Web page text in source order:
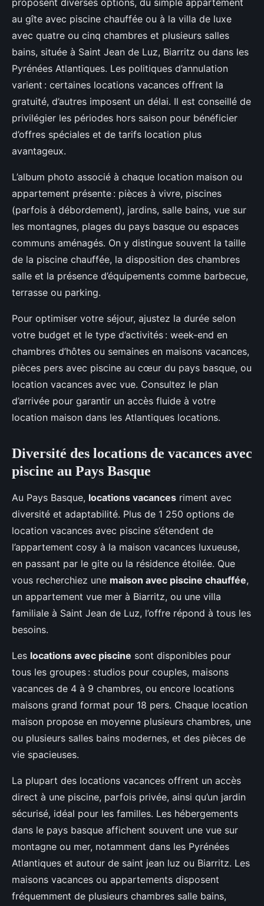
proposent diverses options, du simple appartement
au gîte avec piscine chauffée ou à la villa de luxe
avec quatre ou cinq chambres et plusieurs salles
bains, située à Saint Jean de Luz, Biarritz ou dans les
Pyrénées Atlantiques. Les politiques d’annulation
varient : certaines locations vacances offrent la
gratuité, d’autres imposent un délai. Il est conseillé de
privilégier les périodes hors saison pour bénéficier
d’offres spéciales et de tarifs location plus
avantageux.
L’album photo associé à chaque location maison ou
appartement présente : pièces à vivre, piscines
(parfois à débordement), jardins, salle bains, vue sur
les montagnes, plages du pays basque ou espaces
communs aménagés. On y distingue souvent la taille
de la piscine chauffée, la disposition des chambres
salle et la présence d’équipements comme barbecue,
terrasse ou parking.
Pour optimiser votre séjour, ajustez la durée selon
votre budget et le type d’activités : week-end en
chambres d’hôtes ou semaines en maisons vacances,
pièces pers avec piscine au cœur du pays basque, ou
location vacances avec vue. Consultez le plan
d’arrivée pour garantir un accès fluide à votre
location maison dans les Atlantiques locations.
Diversité des locations de vacances avec
piscine au Pays Basque
Au Pays Basque, locations vacances riment avec
diversité et adaptabilité. Plus de 1 250 options de
location vacances avec piscine s’étendent de
l’appartement cosy à la maison vacances luxueuse,
en passant par le gite ou la résidence étoilée. Que
vous recherchiez une maison avec piscine chauffée,
un appartement vue mer à Biarritz, ou une villa
familiale à Saint Jean de Luz, l’offre répond à tous les
besoins.
Les locations avec piscine sont disponibles pour
tous les groupes : studios pour couples, maisons
vacances de 4 à 9 chambres, ou encore locations
maisons grand format pour 18 pers. Chaque location
maison propose en moyenne plusieurs chambres, une
ou plusieurs salles bains modernes, et des pièces de
vie spacieuses.
La plupart des locations vacances offrent un accès
direct à une piscine, parfois privée, ainsi qu’un jardin
sécurisé, idéal pour les familles. Les hébergements
dans le pays basque affichent souvent une vue sur
montagne ou mer, notamment dans les Pyrénées
Atlantiques et autour de saint jean luz ou Biarritz. Les
maisons vacances ou appartements disposent
fréquemment de plusieurs chambres salle bains,